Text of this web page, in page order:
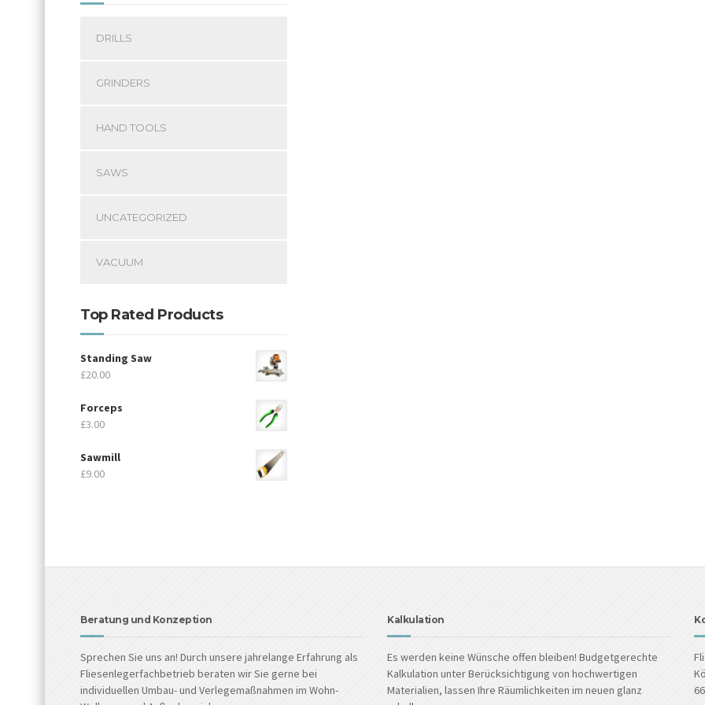
DRILLS
GRINDERS
HAND TOOLS
SAWS
UNCATEGORIZED
VACUUM
Top Rated Products
Standing Saw
£20.00
Forceps
£3.00
Sawmill
£9.00
Beratung und Konzeption
Sprechen Sie uns an! Durch unsere jahrelange Erfahrung als
Fliesenlegerfachbetrieb beraten wir Sie gerne bei
individuellen Umbau- und Verlegemaßnahmen im Wohn-
Kalkulation
Es werden keine Wünsche offen bleiben! Budgetgerechte
Kalkulation unter Berücksichtigung von hochwertigen
Materialien, lassen Ihre Räumlichkeiten im neuen glanz